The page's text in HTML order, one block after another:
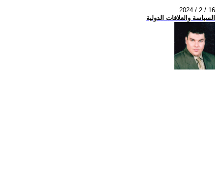
2024 / 2 / 16
السياسة والعلاقات الدولية